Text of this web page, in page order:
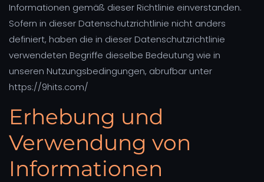
Informationen gemäß dieser Richtlinie einverstanden.
Sofern in dieser Datenschutzrichtlinie nicht anders
definiert, haben die in dieser Datenschutzrichtlinie
verwendeten Begriffe dieselbe Bedeutung wie in
unseren Nutzungsbedingungen, abrufbar unter
https://9hits.com/
Erhebung und
Verwendung von
Informationen